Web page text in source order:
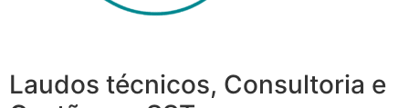
Laudos técnicos, Consultoria e